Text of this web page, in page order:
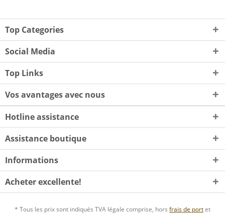
Top Categories
Social Media
Top Links
Vos avantages avec nous
Hotline assistance
Assistance boutique
Informations
Acheter excellente!
* Tous les prix sont indiqués TVA légale comprise, hors frais de portet